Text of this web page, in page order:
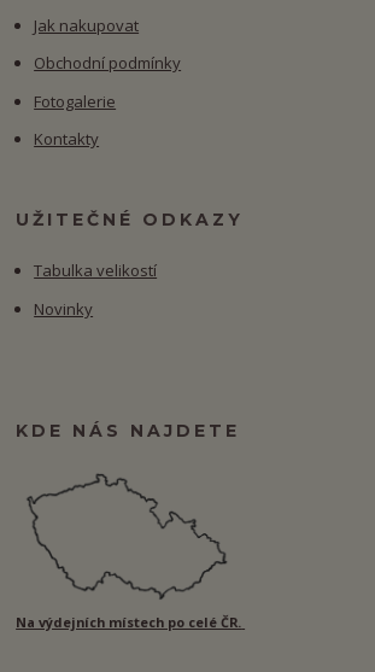
Jak nakupovat
Obchodní podmínky
Fotogalerie
Kontakty
UŽITEČNÉ ODKAZY
Tabulka velikostí
Novinky
KDE NÁS NAJDETE
Na výdejních místech po celé ČR.